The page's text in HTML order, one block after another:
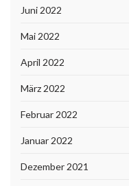
Juni 2022
Mai 2022
April 2022
März 2022
Februar 2022
Januar 2022
Dezember 2021